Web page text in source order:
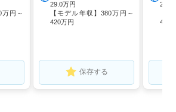
万円～
29.0万円
【モデル年収】380万円～
420万円
保存する
29.0
420